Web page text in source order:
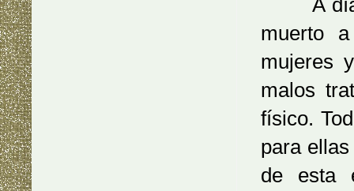
A día
muerto
mujeres
malos
físico.
para
de esta